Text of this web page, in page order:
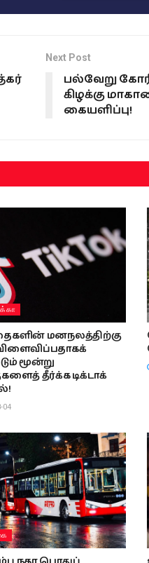
Next Post
பல்வேறு
கிழக்கு
கையளிப்பு!
மனநலத்திற்கு
மூன்று
தீர்க்க டிக்டாக்
04